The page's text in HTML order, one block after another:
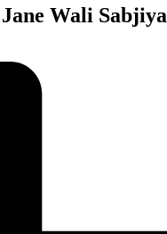
Jane Wali Sabjiya